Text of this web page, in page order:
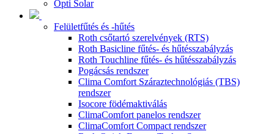
Opti Solar
Felületfűtés és -hűtés
Roth csőtartó szerelvények (RTS)
Roth Basicline fűtés- és hűtésszabályzás
Roth Touchline fűtés- és hűtésszabályzás
Pogácsás rendszer
Clima Comfort Száraztechnológiás (TBS)
rendszer
Isocore födémaktiválás
ClimaComfort panelos rendszer
ClimaComfort Compact rendszer